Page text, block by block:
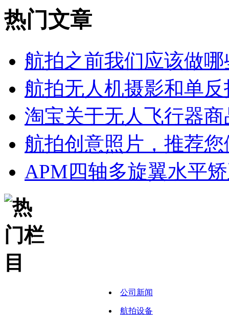
热门文章
航拍之前我们应该做
航拍无人机摄影和单
淘宝关于无人飞行器
航拍创意照片，推荐
APM四轴多旋翼水平
公司新闻
航拍设备